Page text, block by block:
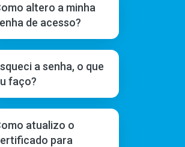
altero a minha
de acesso?
a senha, o que
faço?
atualizo o
para